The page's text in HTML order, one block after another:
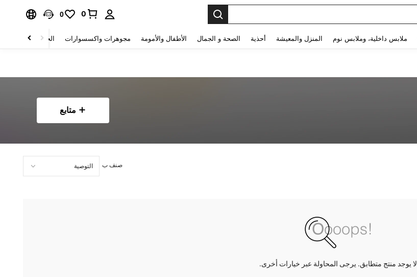
0
0
ملابس داخلية، وملابس نوم المنزل والمعيشة أحذية الصحة و الجمال الأطفال والأمومة مجوهرات واكسسوارات الحقائب والأمتعة
متابع
صنف ب
لا يوجد منتج متطابق. يرجى المحاولة عبر خيارات أخرى.